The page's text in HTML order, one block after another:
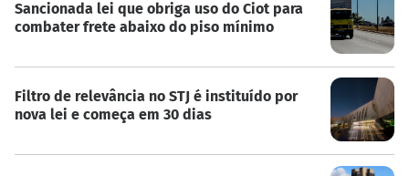
Sancionada lei que obriga uso do Ciot para
combater frete abaixo do piso mínimo
Filtro de relevância no STJ é instituído por
nova lei e começa em 30 dias